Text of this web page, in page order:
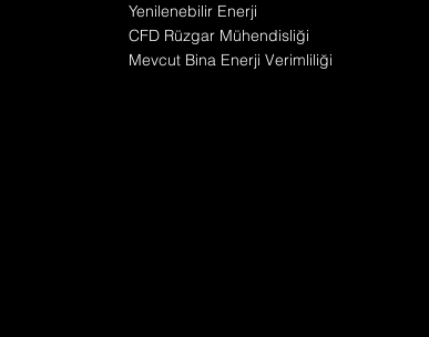
Yenilenebilir Enerji
CFD Rüzgar Mühendisliği
Mevcut Bina Enerji Verimliliği